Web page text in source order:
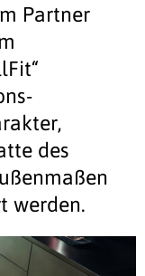
Partner
des
werden.